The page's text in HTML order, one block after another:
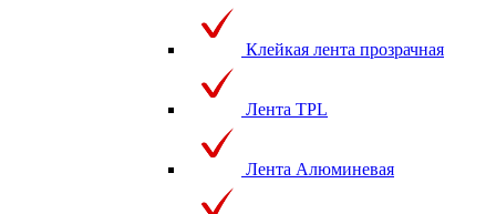
Клейкая лента прозрачная
Лента TPL
Лента Алюминевая